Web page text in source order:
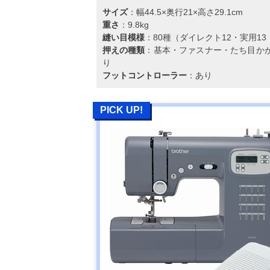
ミシン ソウィ
サイズ：幅44.5×奥行21×高さ29.1cm
重さ ：9.8kg
縫い目模様：80種（ダイレクト12・実用13
押えの種類 ：基本・ファスナー・たち目
り
フットコントローラー：あり
PICK UP!